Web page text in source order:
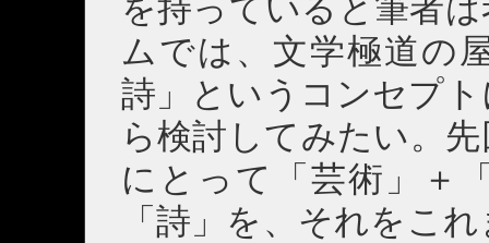
を持っていると筆者
ムでは、文学極道の
詩」というコンセプ
ら検討してみたい。
にとって「芸術」＋
「詩」を、それをこ